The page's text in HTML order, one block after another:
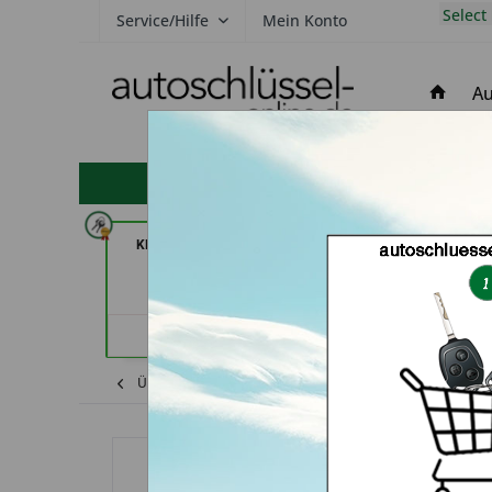
Service/Hilfe Mein Konto Select
hohe Kundenzufriedenheit
KEYHERO Autoschlüssel (in
Keine Services hinterlegt
In Time
Übersicht Landrover Freelander